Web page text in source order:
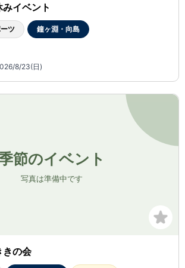
イベント
ツ 鐘ヶ淵・向島
8/23(日)
きの会